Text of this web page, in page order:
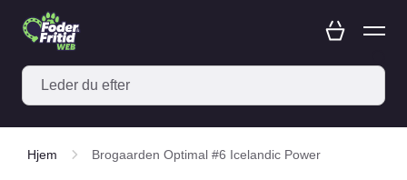
Hjem Brogaarden Optimal #6 Icelandic Power